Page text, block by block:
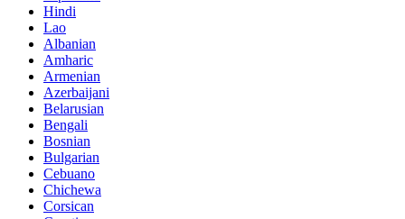
Hindi
Lao
Albanian
Amharic
Armenian
Azerbaijani
Belarusian
Bengali
Bosnian
Bulgarian
Cebuano
Chichewa
Corsican